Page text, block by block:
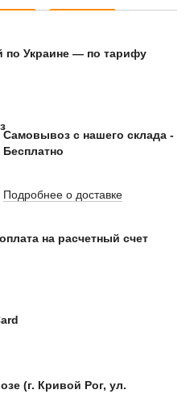
по Украине — по тарифу
Самовывоз с нашего склада -
Бесплатно
Подробнее о доставке
на расчетный счет
(г. Кривой Рог, ул.